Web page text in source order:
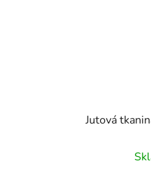
Jutová